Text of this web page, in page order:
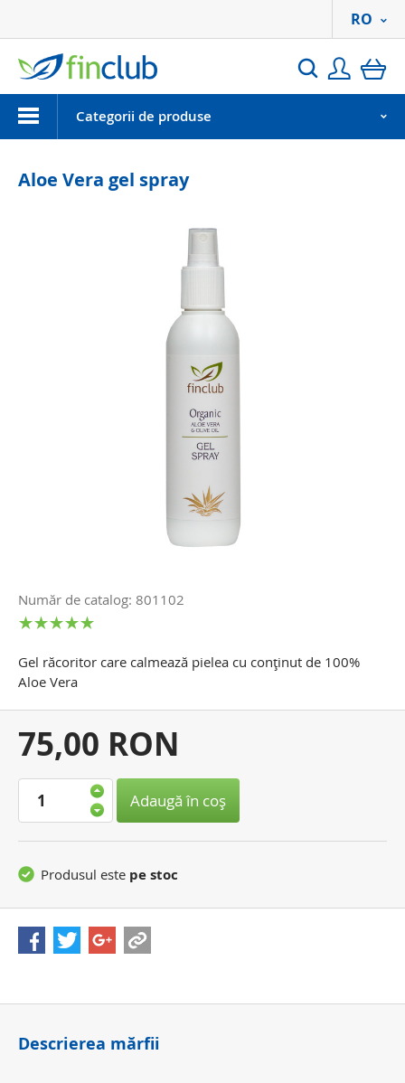
Search
RO
MenuCategorii de produse
Aloe Vera gel spray
Număr de catalog: 801102
Gel răcoritor care calmează pielea cu conţinut de 100%
Aloe Vera
Preţul
dvs.:
75,00 RON
Adaugă în coş
Produsul este pe stoc
Descrierea mărfii